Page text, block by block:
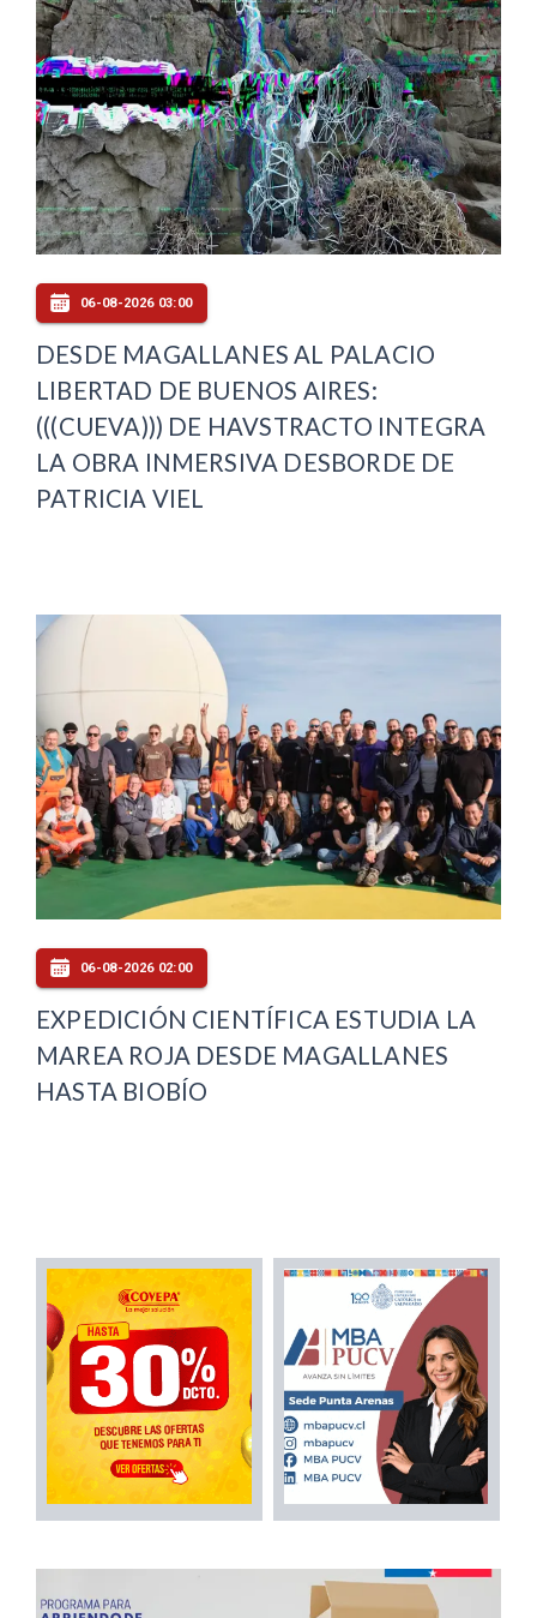
06-08-2026 03:00
DESDE MAGALLANES AL PALACIO
LIBERTAD DE BUENOS AIRES:
(((CUEVA))) DE HAVSTRACTO INTEGRA
LA OBRA INMERSIVA DESBORDE DE
PATRICIA VIEL
06-08-2026 02:00
EXPEDICIÓN CIENTÍFICA ESTUDIA LA
MAREA ROJA DESDE MAGALLANES
HASTA BIOBÍO